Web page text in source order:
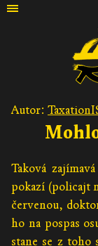
Autor:
Taková
pokazí (policajt
červenou,
ho na pospas
stane se z toho